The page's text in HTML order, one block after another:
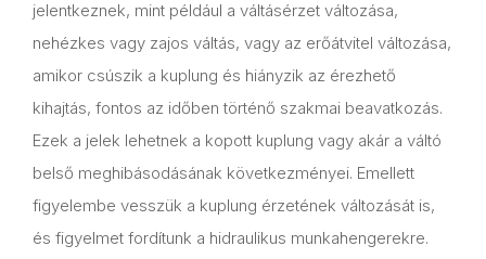
jelentkeznek, mint például a váltásérzet változása,
nehézkes vagy zajos váltás, vagy az erőátvitel változása,
amikor csúszik a kuplung és hiányzik az érezhető
kihajtás, fontos az időben történő szakmai beavatkozás.
Ezek a jelek lehetnek a kopott kuplung vagy akár a váltó
belső meghibásodásának következményei. Emellett
figyelembe vesszük a kuplung érzetének változását is,
és figyelmet fordítunk a hidraulikus munkahengerekre.